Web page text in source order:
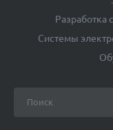
Разработка
Системы